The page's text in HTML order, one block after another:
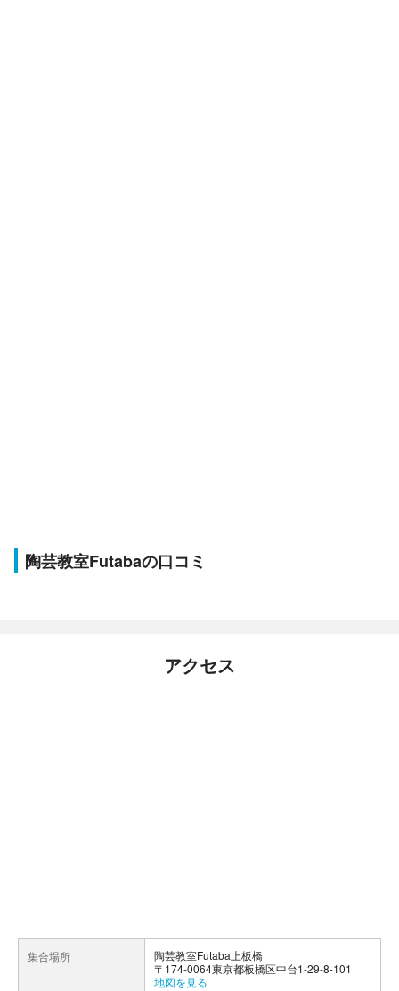
陶芸教室Futabaの口コミ
アクセス
集合場所
陶芸教室Futaba上板橋
〒174-0064東京都板橋区中台1-29-8-101
地図を見る